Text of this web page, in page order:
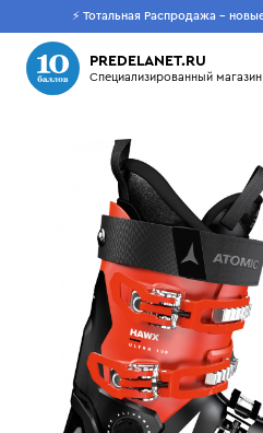
⚡ Тотальная Распродажа -
PREDELANET.RU
Специализированный магазин
Что будем искать?